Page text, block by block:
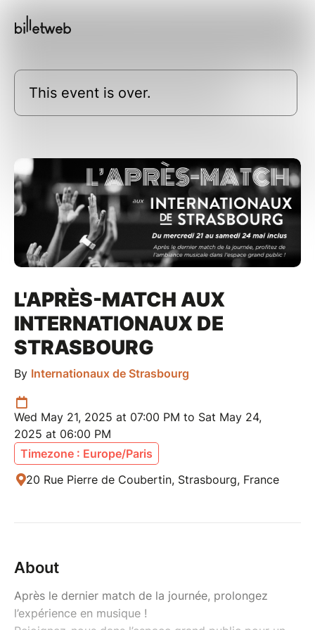
This event is over.
L'APRÈS-MATCH AUX
INTERNATIONAUX DE
STRASBOURG
By Internationaux de Strasbourg
Wed May 21, 2025 at 07:00 PM to Sat May 24,
2025 at 06:00 PM
Timezone : Europe/Paris
20 Rue Pierre de Coubertin, Strasbourg, France
About
Après le dernier match de la journée, prolongez
l’expérience en musique !